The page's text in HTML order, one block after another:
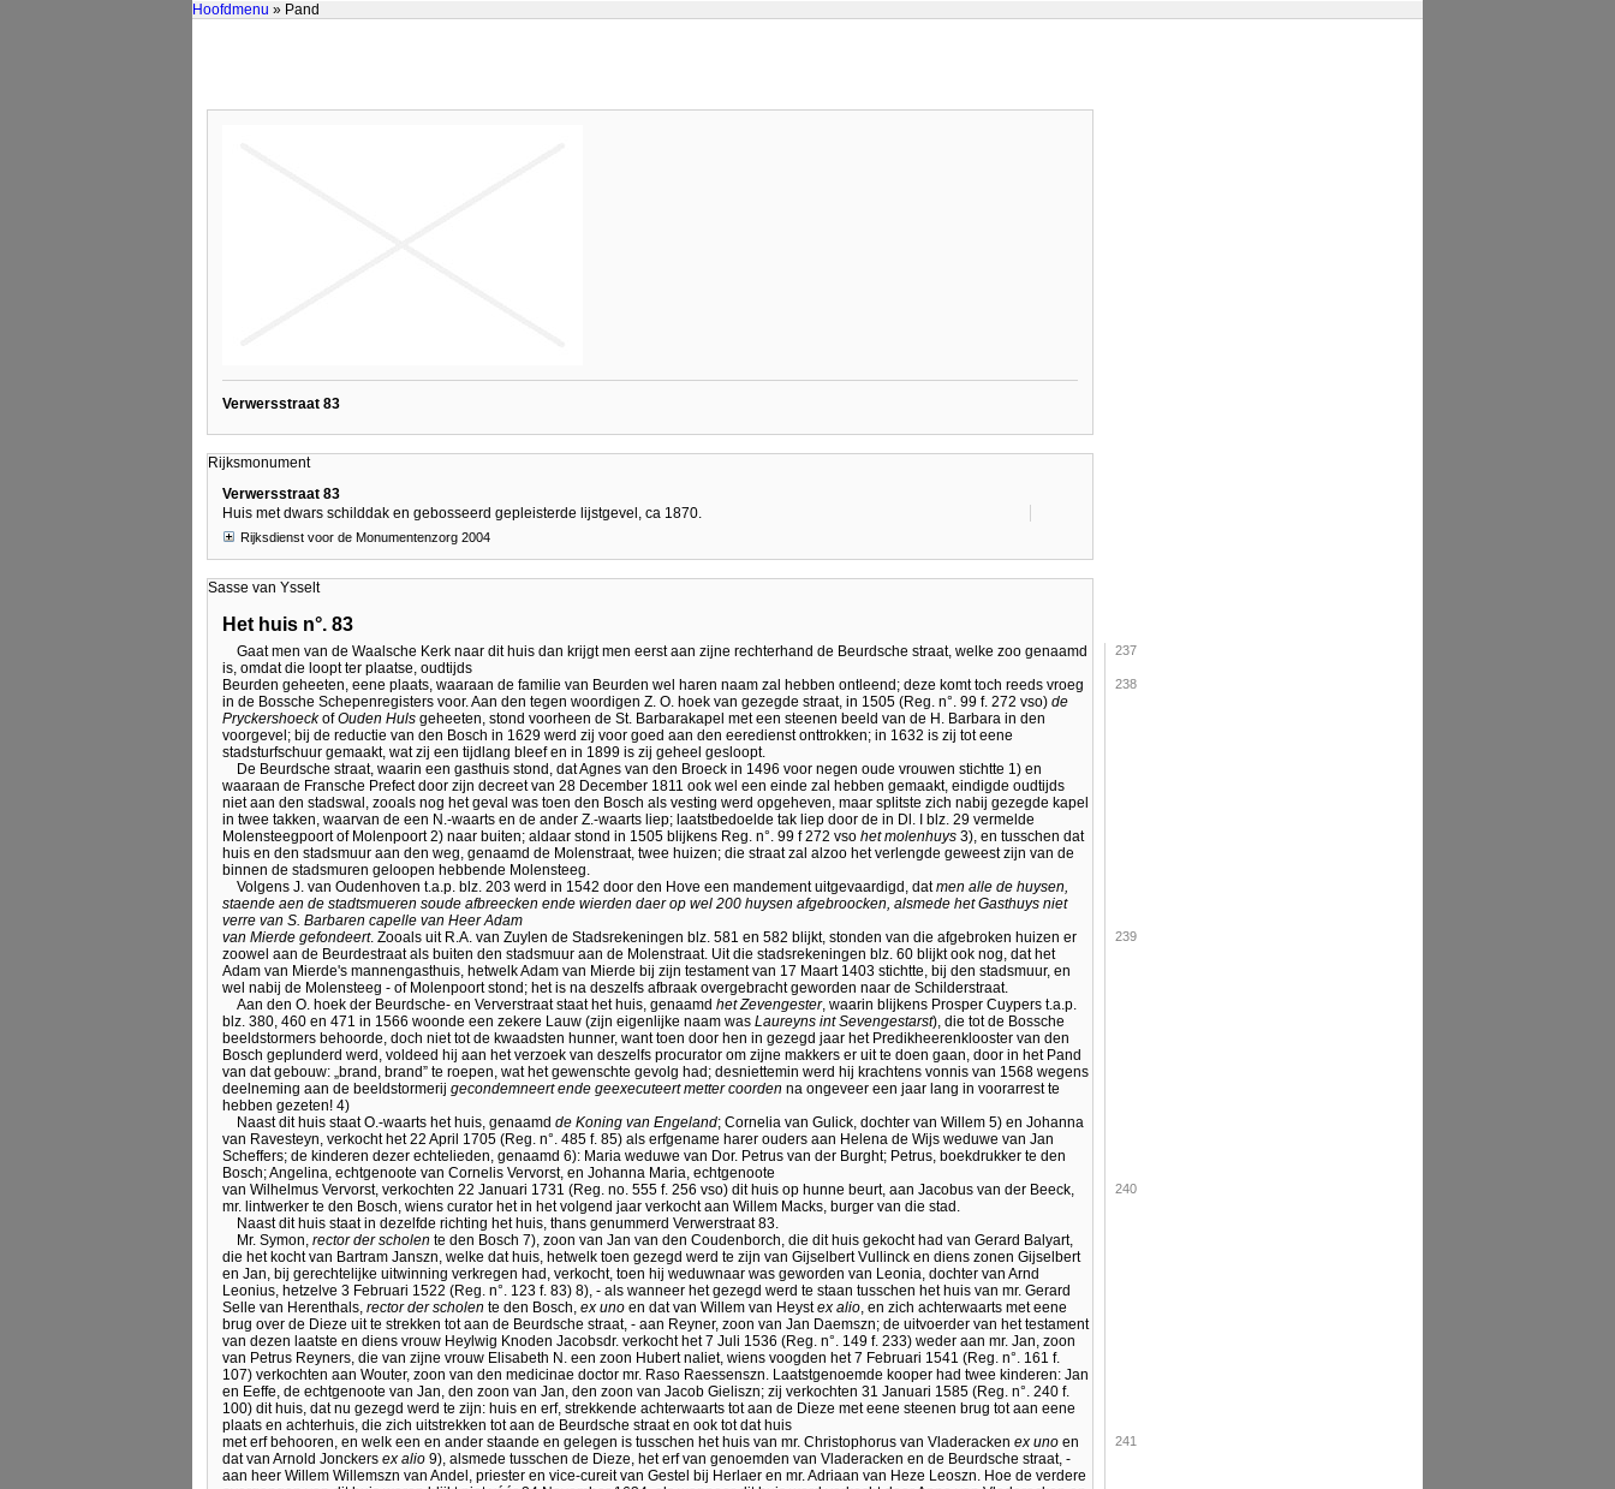
Hoofdmenu » Pand
Verwersstraat 83
Rijksmonument
Verwersstraat 83
Huis met dwars schilddak en gebosseerd gepleisterde lijstgevel, ca 1870.
Rijksdienst voor de Monumentenzorg 2004
Sasse van Ysselt
Het huis n°. 83
Gaat men van de Waalsche Kerk naar dit huis dan krijgt men eerst aan zijne rechterhand de Beurdsche straat, welke zoo genaamd
is, omdat die loopt ter plaatse, oudtijds
237
Beurden geheeten, eene plaats, waaraan de familie van Beurden wel haren naam zal hebben ontleend; deze komt toch reeds vroeg
in de Bossche Schepenregisters voor. Aan den tegen woordigen Z. O. hoek van gezegde straat, in 1505 (Reg. n°. 99 f. 272 vso) de
PryckershoeckofOuden Huls geheeten, stond voorheen de St. Barbarakapel met een steenen beeld van de H. Barbara in den
voorgevel; bij de reductie van den Bosch in 1629 werd zij voor goed aan den eeredienst onttrokken; in 1632 is zij tot eene
stadsturfschuur gemaakt, wat zij een tijdlang bleef en in 1899 is zij geheel gesloopt.
De Beurdsche straat, waarin een gasthuis stond, dat Agnes van den Broeck in 1496 voor negen oude vrouwen stichtte 1) en
waaraan de Fransche Prefect door zijn decreet van 28 December 1811 ook wel een einde zal hebben gemaakt, eindigde oudtijds
niet aan den stadswal, zooals nog het geval was toen den Bosch als vesting werd opgeheven, maar splitste zich nabij gezegde kapel
in twee takken, waarvan de een N.-waarts en de ander Z.-waarts liep; laatstbedoelde tak liep door de in Dl. I blz. 29 vermelde
Molensteegpoort of Molenpoort 2) naar buiten; aldaar stond in 1505 blijkens Reg. n°. 99 f 272 vso het molenhuys 3), en tusschen dat
huis en den stadsmuur aan den weg, genaamd de Molenstraat, twee huizen; die straat zal alzoo het verlengde geweest zijn van de
binnen de stadsmuren geloopen hebbende Molensteeg.
Volgens J. van Oudenhoven t.a.p. blz. 203 werd in 1542 door den Hove een mandement uitgevaardigd, datmen alle de huysen,
staende aen de stadtsmueren soude afbreecken ende wierden daer op wel 200 huysen afgebroocken, alsmede het Gasthuys niet
verre van S. Barbaren capelle van Heer Adam
238
van Mierde gefondeert. Zooals uit R.A. van Zuylen de Stadsrekeningen blz. 581 en 582 blijkt, stonden van die afgebroken huizen er
zoowel aan de Beurdestraat als buiten den stadsmuur aan de Molenstraat. Uit die stadsrekeningen blz. 60 blijkt ook nog, dat het
Adam van Mierde's mannengasthuis, hetwelk Adam van Mierde bij zijn testament van 17 Maart 1403 stichtte, bij den stadsmuur, en
wel nabij de Molensteeg - of Molenpoort stond; het is na deszelfs afbraak overgebracht geworden naar de Schilderstraat.
Aan den O. hoek der Beurdsche- en Ververstraat staat het huis, genaamd het Zevengester, waarin blijkens Prosper Cuypers t.a.p.
blz. 380, 460 en 471 in 1566 woonde een zekere Lauw (zijn eigenlijke naam was Laureyns int Sevengestarst), die tot de Bossche
beeldstormers behoorde, doch niet tot de kwaadsten hunner, want toen door hen in gezegd jaar het Predikheerenklooster van den
Bosch geplunderd werd, voldeed hij aan het verzoek van deszelfs procurator om zijne makkers er uit te doen gaan, door in het Pand
van dat gebouw: „brand, brand” te roepen, wat het gewenschte gevolg had; desniettemin werd hij krachtens vonnis van 1568 wegens
deelneming aan de beeldstormerij gecondemneert ende geexecuteert metter coorden na ongeveer een jaar lang in voorarrest te
hebben gezeten! 4)
Naast dit huis staat O.-waarts het huis, genaamd de Koning van Engeland; Cornelia van Gulick, dochter van Willem 5) en Johanna
van Ravesteyn, verkocht het 22 April 1705 (Reg. n°. 485 f. 85) als erfgename harer ouders aan Helena de Wijs weduwe van Jan
Scheffers; de kinderen dezer echtelieden, genaamd 6): Maria weduwe van Dor. Petrus van der Burght; Petrus, boekdrukker te den
Bosch; Angelina, echtgenoote van Cornelis Vervorst, en Johanna Maria, echtgenoote
239
van Wilhelmus Vervorst, verkochten 22 Januari 1731 (Reg. no. 555 f. 256 vso) dit huis op hunne beurt, aan Jacobus van der Beeck,
mr. lintwerker te den Bosch, wiens curator het in het volgend jaar verkocht aan Willem Macks, burger van die stad.
Naast dit huis staat in dezelfde richting het huis, thans genummerd Verwerstraat 83.
Mr. Symon, rector der scholen te den Bosch 7), zoon van Jan van den Coudenborch, die dit huis gekocht had van Gerard Balyart,
die het kocht van Bartram Janszn, welke dat huis, hetwelk toen gezegd werd te zijn van Gijselbert Vullinck en diens zonen Gijselbert
en Jan, bij gerechtelijke uitwinning verkregen had, verkocht, toen hij weduwnaar was geworden van Leonia, dochter van Arnd
Leonius, hetzelve 3 Februari 1522 (Reg. n°. 123 f. 83) 8), - als wanneer het gezegd werd te staan tusschen het huis van mr. Gerard
Selle van Herenthals, rector der scholen te den Bosch, ex uno en dat van Willem van Heystex alio, en zich achterwaarts met eene
brug over de Dieze uit te strekken tot aan de Beurdsche straat, - aan Reyner, zoon van Jan Daemszn; de uitvoerder van het testament
van dezen laatste en diens vrouw Heylwig Knoden Jacobsdr. verkocht het 7 Juli 1536 (Reg. n°. 149 f. 233) weder aan mr. Jan, zoon
van Petrus Reyners, die van zijne vrouw Elisabeth N. een zoon Hubert naliet, wiens voogden het 7 Februari 1541 (Reg. n°. 161 f.
107) verkochten aan Wouter, zoon van den medicinae doctor mr. Raso Raessenszn. Laatstgenoemde kooper had twee kinderen: Jan
en Eeffe, de echtgenoote van Jan, den zoon van Jan, den zoon van Jacob Gieliszn; zij verkochten 31 Januari 1585 (Reg. n°. 240 f.
100) dit huis, dat nu gezegd werd te zijn: huis en erf, strekkende achterwaarts tot aan de Dieze met eene steenen brug tot aan eene
plaats en achterhuis, die zich uitstrekken tot aan de Beurdsche straat en ook tot dat huis
240
met erf behooren, en welk een en ander staande en gelegen is tusschen het huis van mr. Christophorus van Vladeracken ex uno en
dat van Arnold Jonckers ex alio 9), alsmede tusschen de Dieze, het erf van genoemden van Vladeracken en de Beurdsche straat, -
aan heer Willem Willemszn van Andel, priester en vice-cureit van Gestel bij Herlaer en mr. Adriaan van Heze Leoszn. Hoe de verdere
241